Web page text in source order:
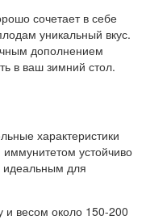
сочетает в себе
уникальный вкус.
дополнением
в ваш зимний стол.
характеристики
устойчиво
идеальным для
весом около 150-200